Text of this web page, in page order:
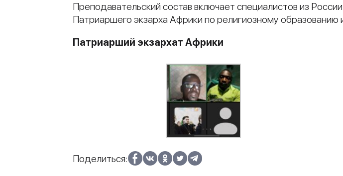
Преподавательский состав включает специалистов из
Патриаршего экзарха Африки по религиозному образованию
Патриарший экзархат Африки
Поделиться: